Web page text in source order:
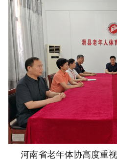
河南省老年体协高度重